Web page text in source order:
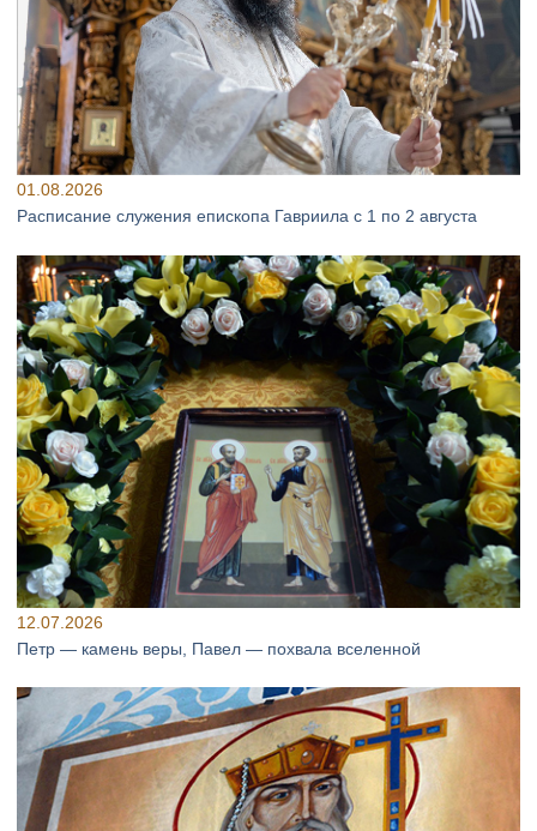
01.08.2026
Расписание служения епископа Гавриила с 1 по 2 августа
12.07.2026
Петр — камень веры, Павел — похвала вселенной